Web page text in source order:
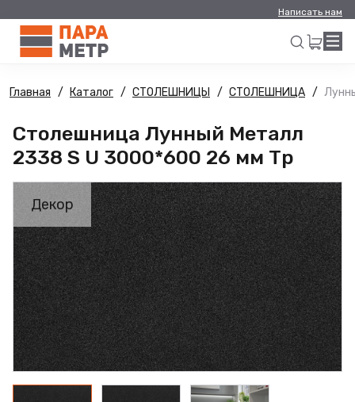
Написать нам
Искать
Главная Каталог СТОЛЕШНИЦЫ СТОЛЕШНИЦА
Столешница Лунный Металл
2338 S U 3000*600 26 мм Тр
Декор